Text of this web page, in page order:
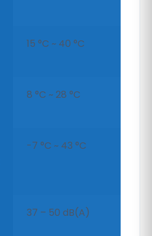
15 °C ~ 40 °C
8 °C ~ 28 °C
-7 °C ~ 43 °C
37 – 50 dB(A)